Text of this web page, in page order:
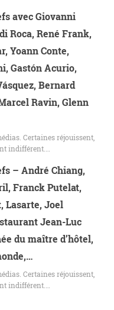
avec Giovanni
Roca, René Frank,
Yoann Conte,
Gastón Acurio,
Bernard
Ravin, Glenn
Certaines réjouissent,
indifférent.…
– André Chiang,
Franck Putelat,
Lasarte, Joel
Jean-Luc
du maître d’hôtel,
Certaines réjouissent,
indifférent.…